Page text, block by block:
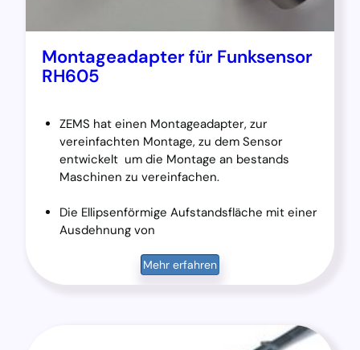
Montageadapter für Funksensor
RH605
ZEMS hat einen Montageadapter, zur
vereinfachten Montage, zu dem Sensor
entwickelt um die Montage an bestands
Maschinen zu vereinfachen.
Die Ellipsenförmige Aufstandsfläche mit einer
Ausdehnung von
Mehr erfahren